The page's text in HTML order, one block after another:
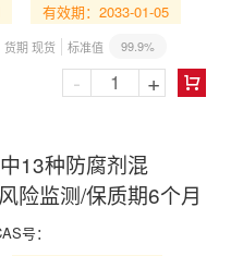
有效期：2033-01-05
货期 现货 标准值 99.9%

- +
13种防腐剂混
险监测/保质期6个月
号：